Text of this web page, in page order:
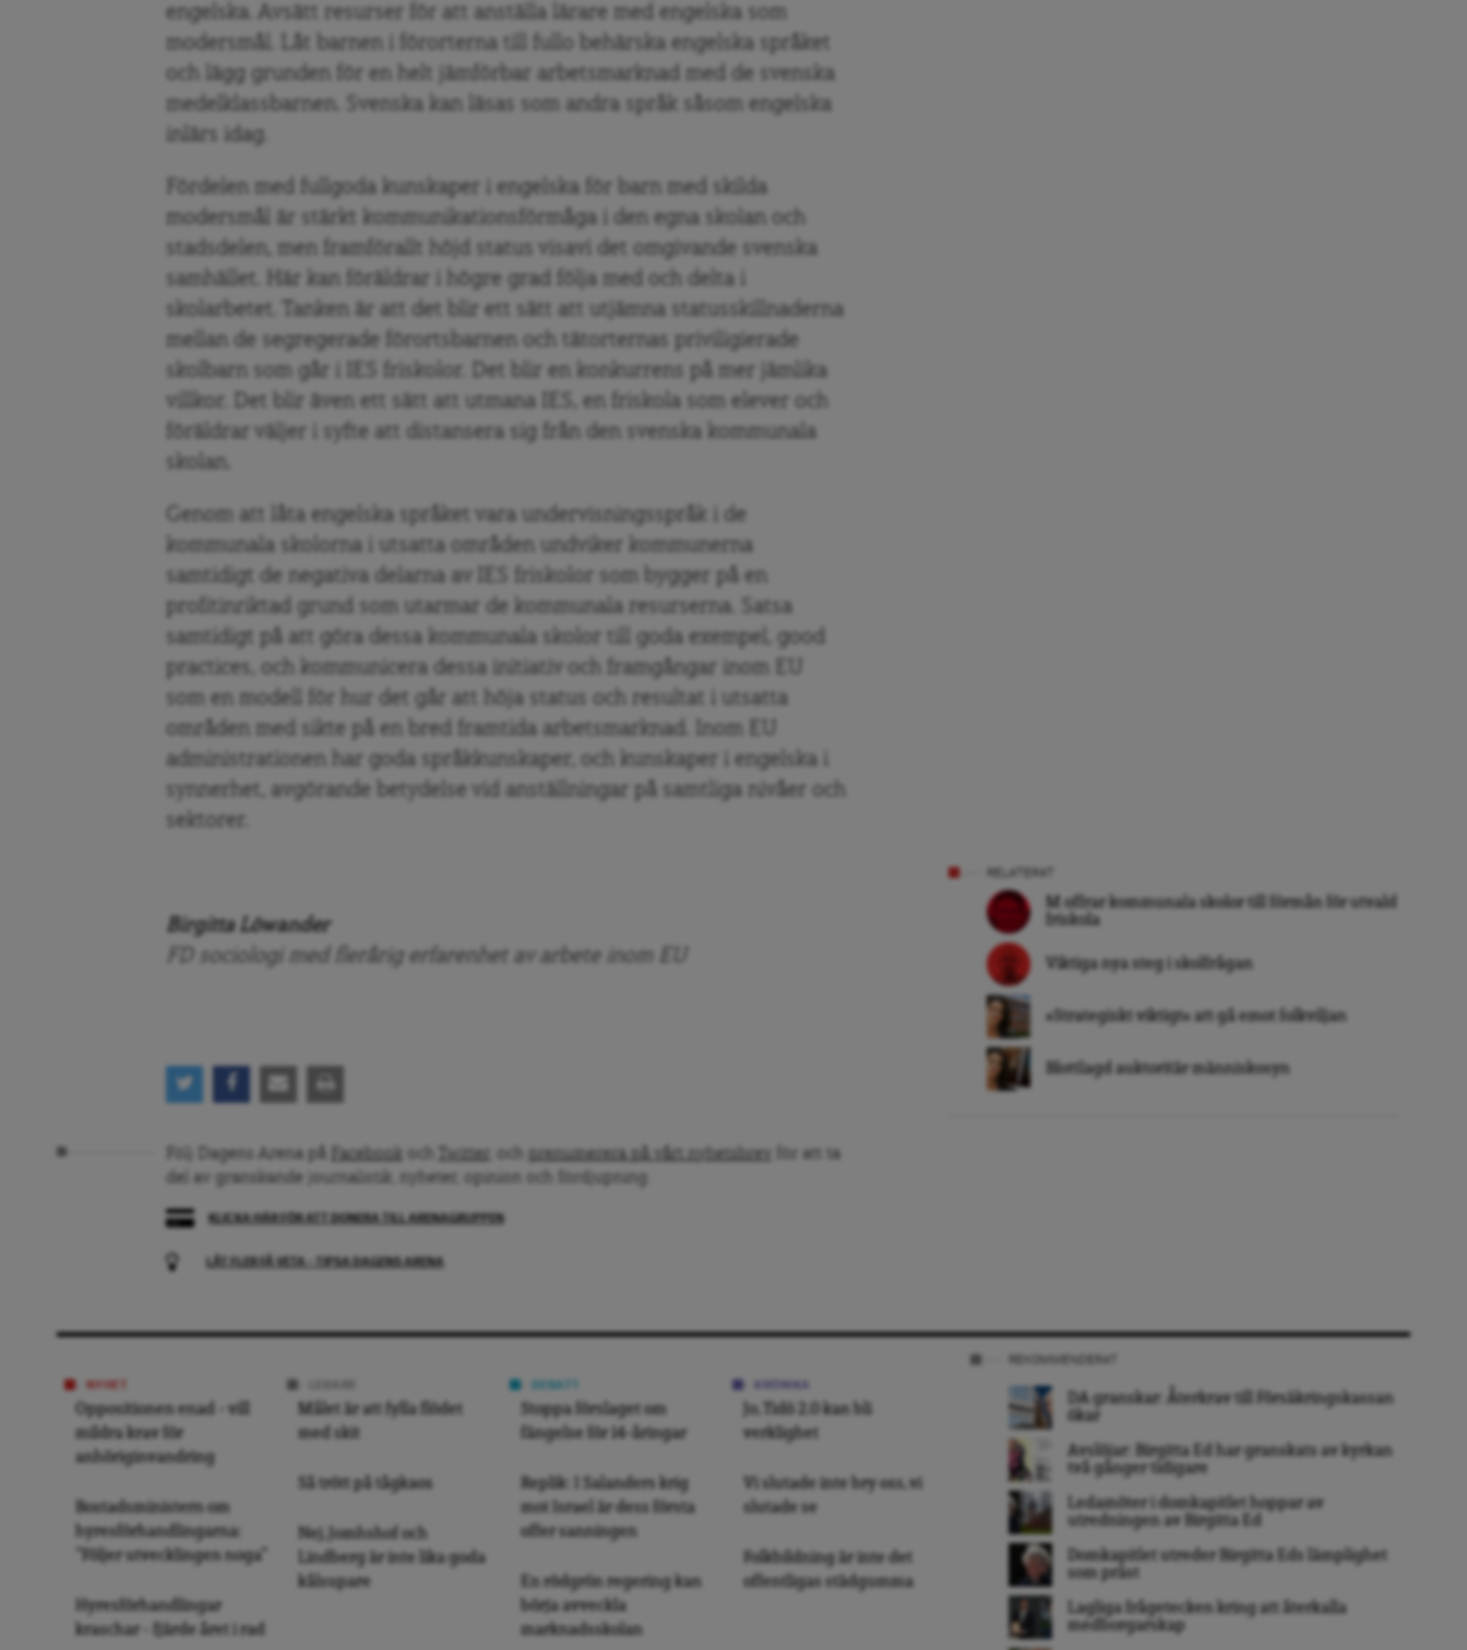
engelska. Avsätt resurser för att anställa lärare med engelska som
modersmål. Låt barnen i förorterna till fullo behärska engelska språket
och lägg grunden för en helt jämförbar arbetsmarknad med de svenska
medelklassbarnen. Svenska kan läsas som andra språk såsom engelska
inlärs idag.
Fördelen med fullgoda kunskaper i engelska för barn med skilda
modersmål är stärkt kommunikationsförmåga i den egna skolan och
stadsdelen, men framförallt höjd status visavi det omgivande svenska
samhället. Här kan föräldrar i högre grad följa med och delta i
skolarbetet. Tanken är att det blir ett sätt att utjämna statusskillnaderna
mellan de segregerade förortsbarnen och tätorternas priviligierade
skolbarn som går i IES friskolor. Det blir en konkurrens på mer jämlika
villkor. Det blir även ett sätt att utmana IES, en friskola som elever och
föräldrar väljer i syfte att distansera sig från den svenska kommunala
skolan.
Genom att låta engelska språket vara undervisningsspråk i de
kommunala skolorna i utsatta områden undviker kommunerna
samtidigt de negativa delarna av IES friskolor som bygger på en
profitinriktad grund som utarmar de kommunala resurserna. Satsa
samtidigt på att göra dessa kommunala skolor till goda exempel, good
practices, och kommunicera dessa initiativ och framgångar inom EU
som en modell för hur det går att höja status och resultat i utsatta
områden med sikte på en bred framtida arbetsmarknad. Inom EU
administrationen har goda språkkunskaper, och kunskaper i engelska i
synnerhet, avgörande betydelse vid anställningar på samtliga nivåer och
sektorer.
Birgitta Löwander
FD sociologi med flerårig erfarenhet av arbete inom EU
Följ Dagens Arena på Facebook Twitter prenumerera på vårt nyhetsbrev
för att ta
del av granskande journalistik, nyheter, opinion och fördjupning.
LÅT FLER FÅ VETA – TIPSA DAGENS ARENA
M offrar kommunala skolor till förmån för utvald
friskola
Viktiga nya steg i skolfrågan
»Strategiskt viktigt« att gå emot folkviljan
Blottlagd auktoritär människosyn
Oppositionen enad – vill
mildra krav för
anhöriginvandring
Bostadsministern om
hyresförhandlingarna:
”Följer utvecklingen noga”
Hyresförhandlingar
kraschar – fjärde året i rad
Målet är att fylla flödet
med skit
Så trött på tågkaos
Nej, Jomhshof och
Lindberg är inte lika goda
kålsupare
Stoppa förslaget om
fängelse för 14-åringar
Replik: I Salanders krig
mot Israel är dess första
offer sanningen
En rödgrön regering kan
börja avveckla
marknadsskolan
Jo, Tidö 2.0 kan bli
verklighet
Vi slutade inte bry oss, vi
slutade se
Folkbildning är inte det
offentligas städgumma
DA granskar: Återkrav till Försäkringskassan
ökar
Avslöjar: Birgitta Ed har granskats av kyrkan
två gånger tidigare
Ledamöter i domkapitlet hoppar av
utredningen av Birgitta Ed
Domkapitlet utreder Birgitta Eds lämplighet
som präst
Lagliga frågetecken kring att återkalla
medborgarskap